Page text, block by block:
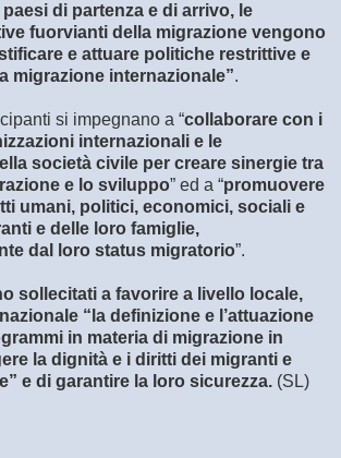
di partenza e di arrivo, le
fuorvianti della migrazione vengono
e attuare politiche restrittive e
migrazione internazionale”.
si impegnano a “collaborare con i
internazionali e le
società civile per creare sinergie tra
e lo sviluppo” ed a “promuovere
umani, politici, economici, sociali e
e delle loro famiglie,
dal loro status migratorio”.
sollecitati a favorire a livello locale,
“la definizione e l’attuazione
in materia di migrazione in
la dignità e i diritti dei migranti e
e di garantire la loro sicurezza. (SL)